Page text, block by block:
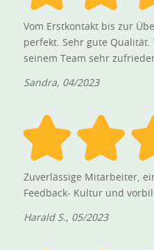
Vom Erstkontakt bis zur
perfekt. Sehr gute
seinem Team sehr
Sandra, 04/2023
Zuverlässige Mitarbeiter,
Feedback- Kultur und
Harald S., 05/2023